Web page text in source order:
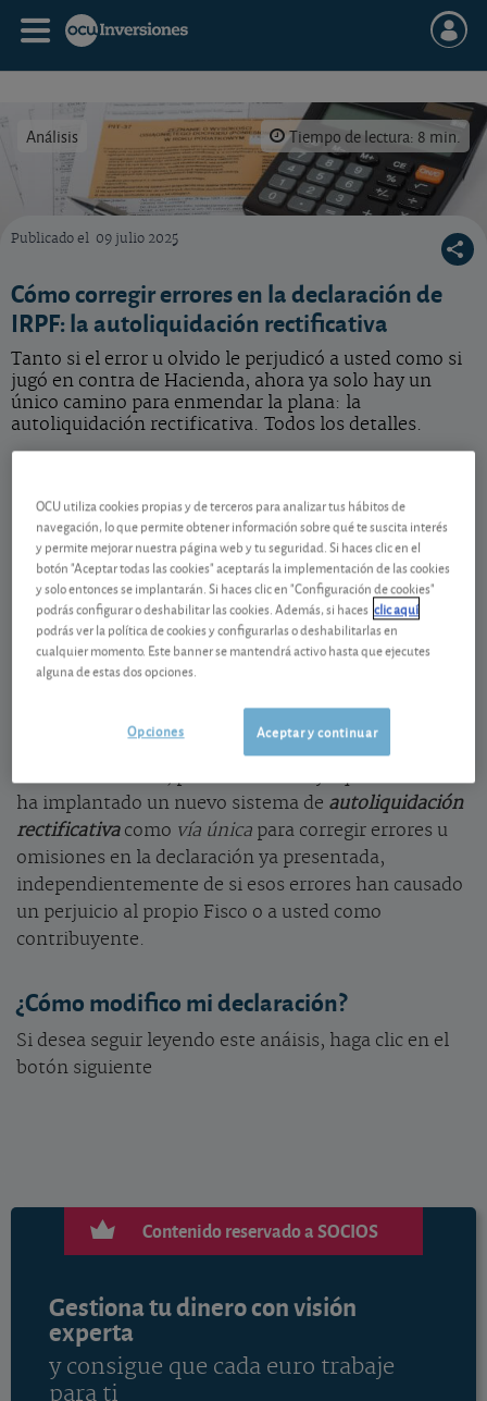
Análisis Tiempo de lectura: 8 min.
Hacienda ha implantado un nuevo sis-tema de autoliquidación rectificativa como vía
Publicado el 09 julio 2025
Cómo corregir errores en la declaración de
IRPF: la autoliquidación rectificativa
Tanto si el error u olvido le perjudicó a usted como si
jugó en contra de Hacienda, ahora ya solo hay un
único camino para enmendar la plana: la
autoliquidación rectificativa. Todos los detalles.
Novedad: la autoliquidación rectificativa
Supongamos que usted presentó a su debido tiempo
su declaración del IRPF del ejercicio 2024, pero
ahora se ha dado cuenta de que le faltaba incluir
algún ingreso, que no se ha aplicado todas las
deducciones a las que tiene derecho, que debe
corregir algún dato o introducir algún otro de los que
inmuebles alquilados, seguros de hogar, ventas de
acciones...). Pues bien, sepa que se puede
ha implantado un nuevo sistema de autoliquidación
rectificativa como vía única para corregir errores u
omisiones en la declaración ya presentada,
independientemente de si esos errores han causado
un perjuicio al propio Fisco o a usted como
contribuyente.
¿Cómo modifico mi declaración?
Si desea seguir leyendo este anáisis, haga clic en el
botón siguiente
Contenido reservado a SOCIOS
Gestiona tu dinero con visión
experta
y consigue que cada euro trabaje
para ti
OCU utiliza cookies propias y de terceros para analizar tus hábitos de
navegación, lo que permite obtener información sobre qué te suscita interés
y permite mejorar nuestra página web y tu seguridad. Si haces clic en el
botón "Aceptar todas las cookies" aceptarás la implementación de las cookies
y solo entonces se implantarán. Si haces clic en "Configuración de cookies"
podrás configurar o deshabilitar las cookies. Además, si haces clic aquí
podrás ver la política de cookies y configurarlas o deshabilitarlas en
cualquier momento. Este banner se mantendrá activo hasta que ejecutes
alguna de estas dos opciones.
Aceptar y continuar
Opciones